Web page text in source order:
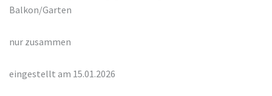
Balkon/Garten
nur zusammen
eingestellt am 15.01.2026